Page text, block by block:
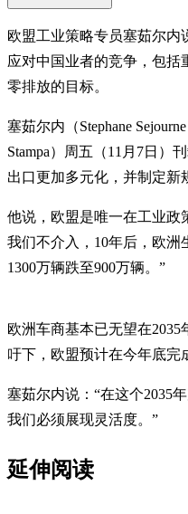
欧盟工业策略专员塞茹尔内
应对中国业者的竞争，包括
零排放的目标。
塞茹尔内（Stephane
Stampa）周五（11月7日）
出口更加多元化，并制定新
他说，欧盟是唯一在工业政
我们不介入，10年后，欧
1300万辆跌至900万辆。”
欧洲车商基本已无望在
吁下，欧盟预计在今年底完
塞茹尔内说：“在这个2035
我们必须展现灵活度。”
延伸阅读